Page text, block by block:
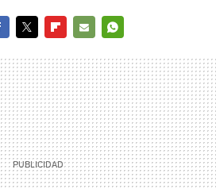
MAIL